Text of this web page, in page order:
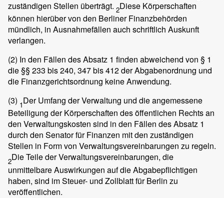
zuständigen Stellen überträgt. 2Diese Körperschaften
können hierüber von den Berliner Finanzbehörden
mündlich, in Ausnahmefällen auch schriftlich Auskunft
verlangen.
(2) In den Fällen des Absatz 1 finden abweichend von § 1
die §§ 233 bis 240, 347 bis 412 der Abgabenordnung und
die Finanzgerichtsordnung keine Anwendung.
(3) 1Der Umfang der Verwaltung und die angemessene
Beteiligung der Körperschaften des öffentlichen Rechts an
den Verwaltungskosten sind in den Fällen des Absatz 1
durch den Senator für Finanzen mit den zuständigen
Stellen in Form von Verwaltungsvereinbarungen zu regeln.
2Die Teile der Verwaltungsverein­barungen, die
unmittelbare Auswirkungen auf die Abgabepflichtigen
haben, sind im Steuer- und Zollblatt für Berlin zu
veröffentlichen.